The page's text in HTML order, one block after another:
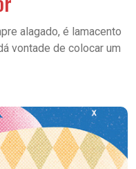
alagado, é lamacento
vontade de colocar um